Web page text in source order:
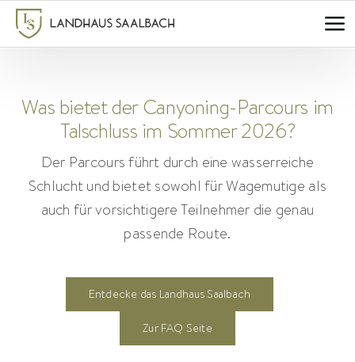
Zum
Inhalt
Was bietet der Canyoning-Parcours im
Talschluss im Sommer 2026?
Der Parcours führt durch eine wasserreiche
Schlucht und bietet sowohl für Wagemutige als
auch für vorsichtigere Teilnehmer die genau
passende Route.
Entdecke das Landhaus Saalbach
Zur FAQ Seite